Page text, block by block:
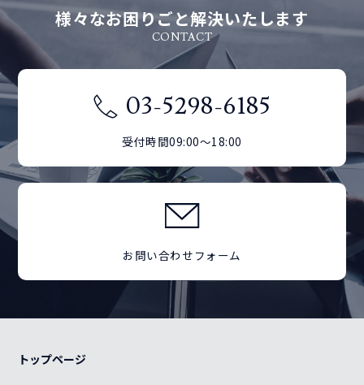
様々なお困りごと解決いたします
CONTACT
03-5298-6185
受付時間09:00～18:00
お問い合わせフォーム
トップページ